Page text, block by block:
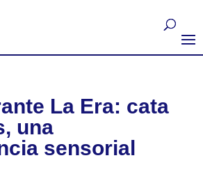
La Era: cata
una
sensorial